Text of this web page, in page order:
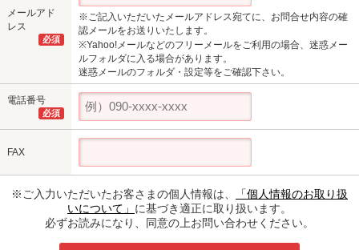
メールアド
レス
必須
※ご記入いただいたメールアドレス宛てに、お問合せ内容の確
認メールをお送りいたします。
※Yahoo!メールなどのフリーメールをご利用の場合、迷惑メー
ルフォルダに入る場合があります。
迷惑メールのフォルダ・設定等をご確認下さい。
電話番号
必須
FAX
※ご入力いただいたお客さまの個人情報は、
「個人情報のお取り扱
いについて」 に基づき適正に取り扱います。
必ずお読みになり、同意の上お問い合わせください。